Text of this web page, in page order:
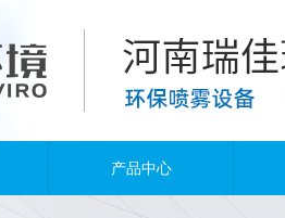
产品中心